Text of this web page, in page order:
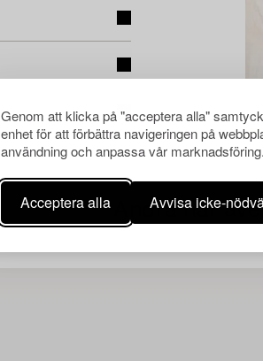
Genom att klicka på "acceptera alla"
enhet för att förbättra navigeringen på
användning och anpassa vår marknadsföring.
Acceptera alla Avvisa icke-
Andra har